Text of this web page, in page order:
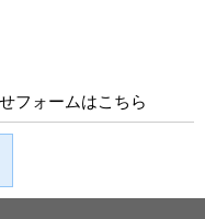
フォームはこちら